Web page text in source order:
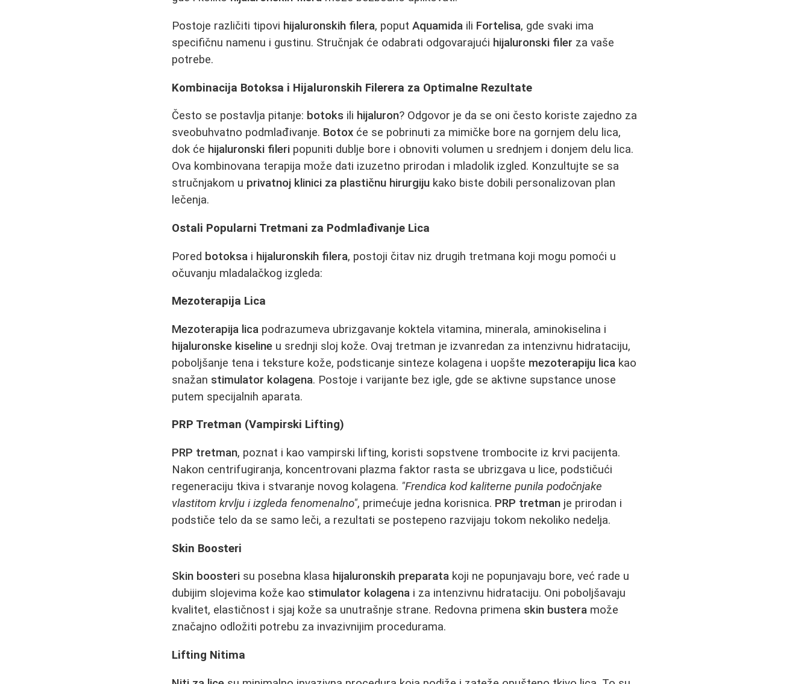
Postoje različiti tipovi hijaluronskih filera, poputAquamida ili Fortelisa, gde svaki ima
specifičnu namenu i gustinu. Stručnjak će odabrati odgovarajući hijaluronski filer za vaše
potrebe.
Kombinacija Botoksa i Hijaluronskih Filerera za Optimalne Rezultate
Često se postavlja pitanje: botoks ili hijaluron? Odgovor je da se oni često koriste zajedno za
sveobuhvatno podmlađivanje. Botox će se pobrinuti za mimičke bore na gornjem delu lica,
dok će hijaluronski fileri popuniti dublje bore i obnoviti volumen u srednjem i donjem delu lica.
Ova kombinovana terapija može dati izuzetno prirodan i mladolik izgled. Konzultujte se sa
stručnjakom u privatnoj klinici za plastičnu hirurgiju kako biste dobili personalizovan plan
lečenja.
Ostali Popularni Tretmani za Podmlađivanje Lica
Pored botoksa i hijaluronskih filera, postoji čitav niz drugih tretmana koji mogu pomoći u
očuvanju mladalačkog izgleda:
Mezoterapija Lica
Mezoterapija lica podrazumeva ubrizgavanje koktela vitamina, minerala, aminokiselina i
hijaluronske kiseline u srednji sloj kože. Ovaj tretman je izvanredan za intenzivnu hidrataciju,
poboljšanje tena i teksture kože, podsticanje sinteze kolagena i uopšte mezoterapiju lica kao
snažan stimulator kolagena. Postoje i varijante bez igle, gde se aktivne supstance unose
putem specijalnih aparata.
PRP Tretman (Vampirski Lifting)
PRP tretman, poznat i kao vampirski lifting, koristi sopstvene trombocite iz krvi pacijenta.
Nakon centrifugiranja, koncentrovani plazma faktor rasta se ubrizgava u lice, podstičući
regeneraciju tkiva i stvaranje novog kolagena. "Frendica kod kaliterne punila podočnjake
vlastitom krvlju i izgleda fenomenalno", primećuje jedna korisnica. PRP tretman je prirodan i
podstiče telo da se samo leči, a rezultati se postepeno razvijaju tokom nekoliko nedelja.
Skin Boosteri
Skin boosteri su posebna klasa hijaluronskih preparata koji ne popunjavaju bore, već rade u
dubijim slojevima kože kao stimulator kolagena i za intenzivnu hidrataciju. Oni poboljšavaju
kvalitet, elastičnost i sjaj kože sa unutrašnje strane. Redovna primena skin bustera može
značajno odložiti potrebu za invazivnijim procedurama.
Lifting Nitima